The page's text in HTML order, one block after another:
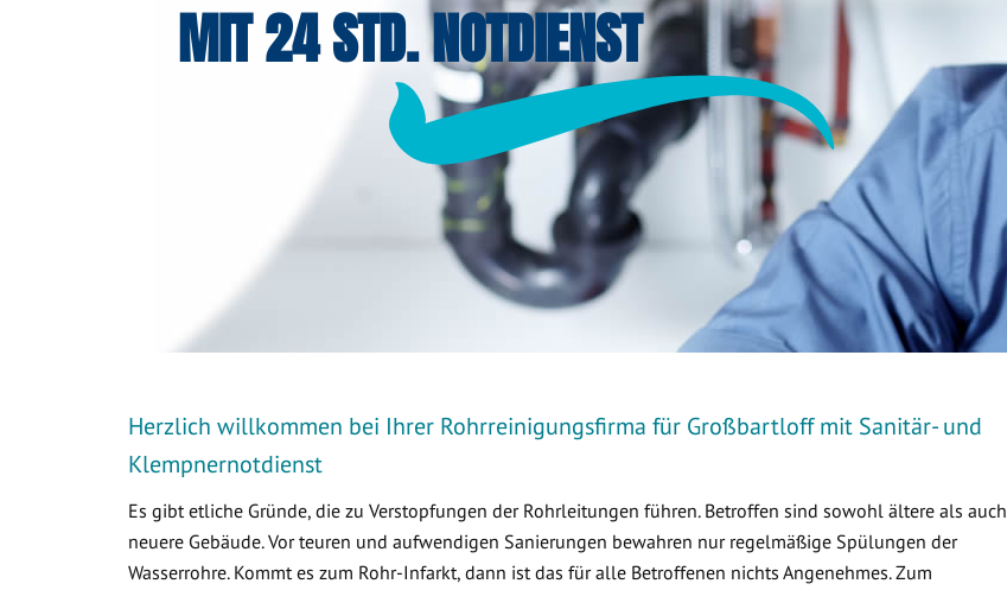
MIT 24 STD. NOTDIENST
Herzlich willkommen bei Ihrer Rohrreinigungsfirma für Großbartloff mit Sanitär- und
Klempnernotdienst
Es gibt etliche Gründe, die zu Verstopfungen der Rohrleitungen führen. Betroffen sind sowohl ältere als auch
neuere Gebäude. Vor teuren und aufwendigen Sanierungen bewahren nur regelmäßige Spülungen der
Wasserrohre. Kommt es zum Rohr-Infarkt, dann ist das für alle Betroffenen nichts Angenehmes. Zum